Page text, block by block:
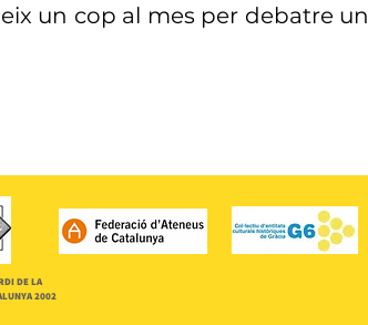
un cop al mes per debatre un
DE LA
2002